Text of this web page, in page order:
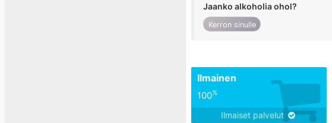
Jaanko alkoholia ohol?
Kerron sinulle
Ilmainen
100%
Ilmaiset palvelut